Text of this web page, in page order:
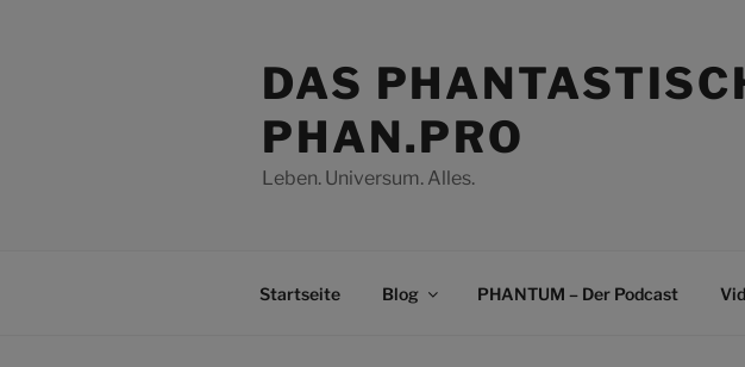
DAS
PHAN.PRO
Leben. Universum. Alles.
Startseite Blog PHANTUM – Der Podcast